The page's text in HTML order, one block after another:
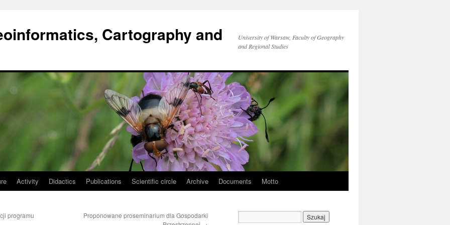
Cartography and
University of Warsaw, Faculty of Geography
and Regional Studies
Activity Didactics Publications Scientific circle Archive Documents Motto
programu
Proponowane proseminarium dla Gospodarki